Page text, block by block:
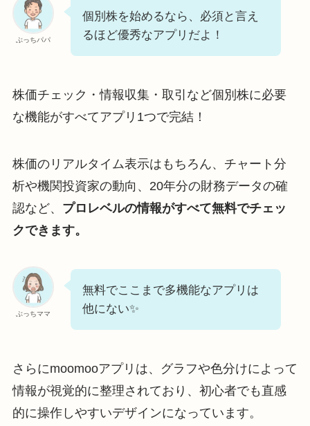
ぶっちパパ
個別株を始めるなら、必須と言え
るほど優秀なアプリだよ！
株価チェック・情報収集・取引など個別株に必要
な機能がすべてアプリ1つで完結！
株価のリアルタイム表示はもちろん、チャート分
析や機関投資家の動向、20年分の財務データの確
認など、 プロレベルの情報がすべて無料でチェッ
クできます。
ぶっちママ
無料でここまで多機能なアプリは
他にない✨
さらにmoomooアプリは、グラフや色分けによって
情報が視覚的に整理されており、初心者でも直感
的に操作しやすいデザインになっています。